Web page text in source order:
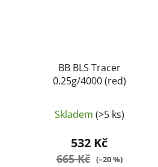
BB BLS Tracer
0.25g/4000 (red)
Skladem (>5 ks)
532 Kč
665 Kč (–20 %)